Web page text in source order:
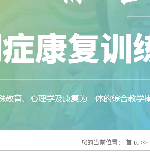
您的当前位置： 首 页 >>